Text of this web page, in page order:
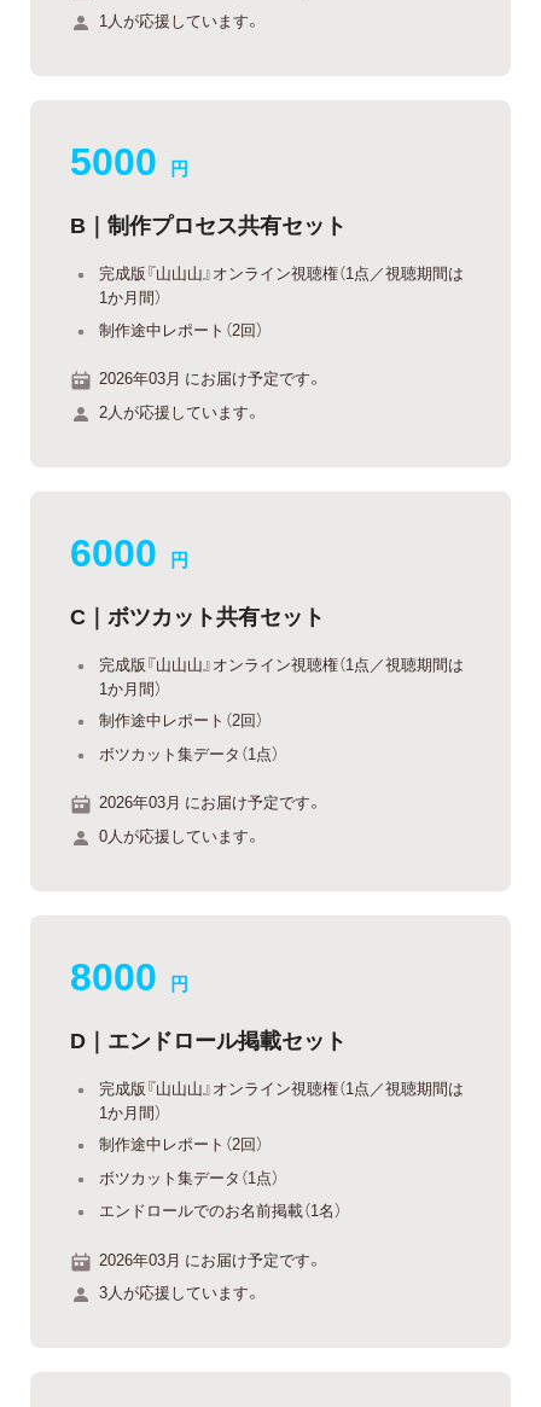
1人が応援しています。
5000 円
B｜制作プロセス共有セット
完成版『山山山』オンライン視聴権（1点／視聴期間は
1か月間）
制作途中レポート（2回）
2026年03月 にお届け予定です。
2人が応援しています。
6000 円
C｜ボツカット共有セット
完成版『山山山』オンライン視聴権（1点／視聴期間は
1か月間）
制作途中レポート（2回）
ボツカット集データ（1点）
2026年03月 にお届け予定です。
0人が応援しています。
8000 円
D｜エンドロール掲載セット
完成版『山山山』オンライン視聴権（1点／視聴期間は
1か月間）
制作途中レポート（2回）
ボツカット集データ（1点）
エンドロールでのお名前掲載（1名）
2026年03月 にお届け予定です。
3人が応援しています。